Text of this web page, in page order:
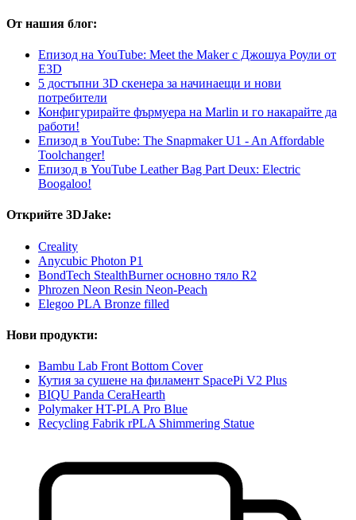
От нашия блог:
Епизод на YouTube: Meet the Maker с Джошуа Роули от
E3D
5 достъпни 3D скенера за начинаещи и нови
потребители
Конфигурирайте фърмуера на Marlin и го накарайте да
работи!
Епизод в YouTube: The Snapmaker U1 - An Affordable
Toolchanger!
Епизод в YouTube Leather Bag Part Deux: Electric
Boogaloo!
Открийте 3DJake:
Creality
Anycubic Photon P1
BondTech StealthBurner основно тяло R2
Phrozen Neon Resin Neon-Peach
Elegoo PLA Bronze filled
Нови продукти:
Bambu Lab Front Bottom Cover
Кутия за сушене на филамент SpacePi V2 Plus
BIQU Panda CeraHearth
Polymaker HT-PLA Pro Blue
Recycling Fabrik rPLA Shimmering Statue